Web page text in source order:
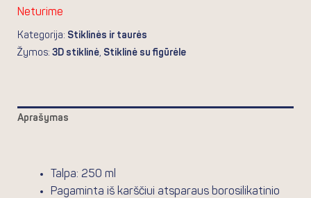
Neturime
Kategorija: Stiklinės ir taurės
Žymos: 3D stiklinė, Stiklinė su figūrėle
Aprašymas
Talpa: 250 ml
Pagaminta iš karščiui atsparaus borosilikatinio